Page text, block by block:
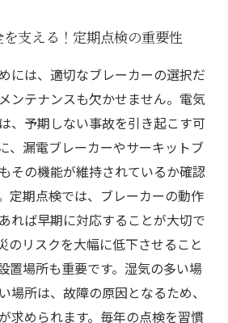
支える！定期点検の重要性
には、適切なブレーカーの選択だ
ンテナンスも欠かせません。電気
、予期しない事故を引き起こす可
、漏電ブレーカーやサーキットブ
その機能が維持されているか確認
定期点検では、ブレーカーの動作
れば早期に対応することが大切で
のリスクを大幅に低下させること
置場所も重要です。湿気の多い場
場所は、故障の原因となるため、
求められます。毎年の点検を習慣